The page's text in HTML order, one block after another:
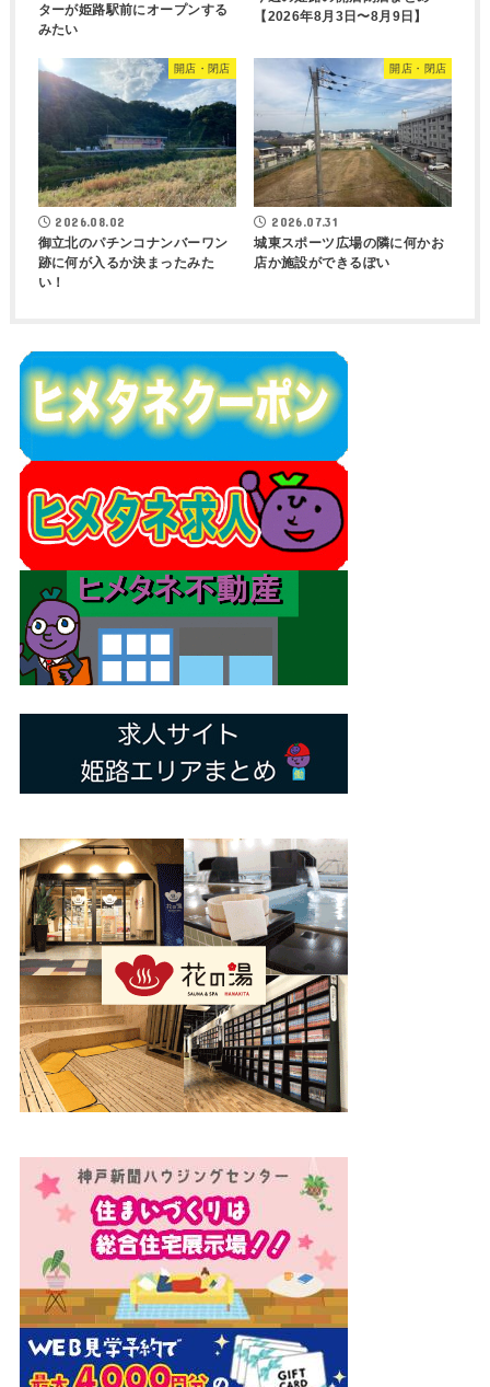
ターが姫路駅前にオープンする
みたい
【2026年8月3日〜8月9日】
開店・閉店
2026.08.02
御立北のパチンコナンバーワン
跡に何が入るか決まったみた
い！
開店・閉店
2026.07.31
城東スポーツ広場の隣に何かお
店か施設ができるぽい